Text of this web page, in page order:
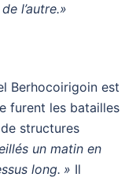
l’autre.»
Berhocoirigoin est
furent les batailles
structures
un matin en
long. » Il